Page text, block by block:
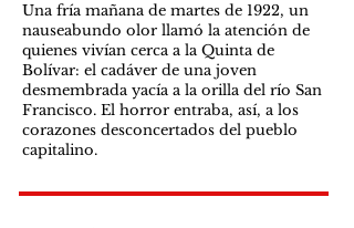
Una fría mañana de martes de 1922, un
nauseabundo olor llamó la atención de
quienes vivían cerca a la Quinta de
Bolívar: el cadáver de una joven
desmembrada yacía a la orilla del río San
Francisco. El horror entraba, así, a los
corazones desconcertados del pueblo
capitalino.